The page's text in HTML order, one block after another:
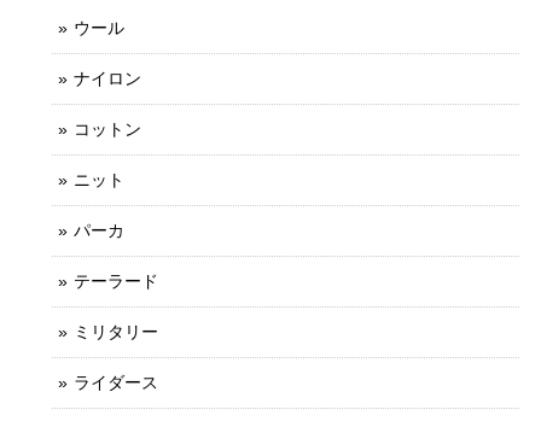
ウール
ナイロン
コットン
ニット
パーカ
テーラード
ミリタリー
ライダース